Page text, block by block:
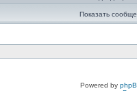
Показать
Powered by